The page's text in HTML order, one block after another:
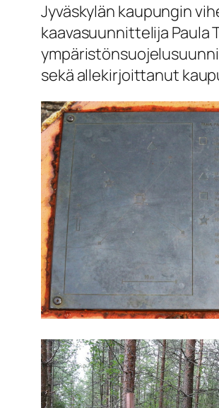
Jyväskylän kaupungin
kaavasuunnittelija Paula
sekä allekirjoittanut